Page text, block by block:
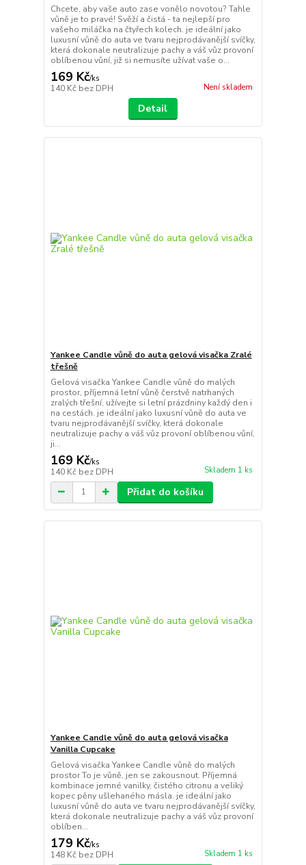
Chcete, aby vaše auto zase vonělo novotou? Tahle
vůně je to pravé! Svěží a čistá - ta nejlepší pro
vašeho miláčka na čtyřech kolech. je ideální jako
luxusní vůně do auta ve tvaru nejprodávanější svíčky,
která dokonale neutralizuje pachy a váš vůz provoní
oblíbenou vůní, již si nemusíte užívat vaše o...
169 Kč/ks
140 Kč bez DPH Není skladem
Detail
Yankee Candle vůně do auta gelová visačka Zralé
třešně
Gelová visačka Yankee Candle vůně do malých
prostor, příjemná letní vůně čerstvě natrhaných
zralých třešní, užívejte si letní prázdniny každý den i
na cestách. je ideální jako luxusní vůně do auta ve
tvaru nejprodávanější svíčky, která dokonale
neutralizuje pachy a váš vůz provoní oblíbenou vůní,
ji...
169 Kč/ks
140 Kč bez DPH Skladem 1 ks
Přidat do košíku
Yankee Candle vůně do auta gelová visačka
Vanilla Cupcake
Gelová visačka Yankee Candle vůně do malých
prostor To je vůně, jen se zakousnout. Příjemná
kombinace jemné vanilky, čistého citronu a veliký
kopec pěny ušlehaného másla. je ideální jako
luxusní vůně do auta ve tvaru nejprodávanější svíčky,
která dokonale neutralizuje pachy a váš vůz provoní
oblíben...
179 Kč/ks
148 Kč bez DPH Skladem 1 ks